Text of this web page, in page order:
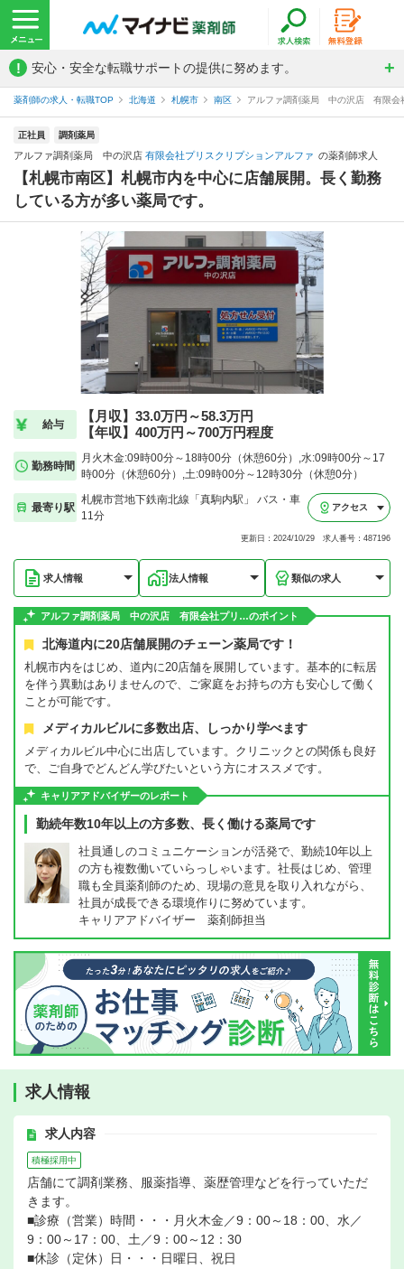
! 安心・安全な転職サポートの提供に努めます。
薬剤師の求人・転職TOP 北海道 札幌市 南区 アルファ調剤薬局 中の沢店 有限会
正社員 調剤薬局
アルファ調剤薬局 中の沢店 有限会社プリスクリプションアルファ の薬剤師求人
【札幌市南区】札幌市内を中心に店舗展開。長く勤務
している方が多い薬局です。
給与
【月収】33.0万円～58.3万円
【年収】400万円～700万円程度
勤務時間
月火木金:09時00分～18時00分（休憩60分）,水:09時00分～17
時00分（休憩60分）,土:09時00分～12時30分（休憩0分）
最寄り駅
札幌市営地下鉄南北線「真駒内駅」 バス・車
11分
アクセス
更新日：2024/10/29 求人番号：487196
求人情報 法人情報 類似の求人
アルファ調剤薬局 中の沢店 有限会社プリ…のポイント
北海道内に20店舗展開のチェーン薬局です！
札幌市内をはじめ、道内に20店舗を展開しています。基本的に転居
を伴う異動はありませんので、ご家庭をお持ちの方も安心して働く
ことが可能です。
メディカルビルに多数出店、しっかり学べます
メディカルビル中心に出店しています。クリニックとの関係も良好
で、ご自身でどんどん学びたいという方にオススメです。
キャリアアドバイザーのレポート
勤続年数10年以上の方多数、長く働ける薬局です
社員通しのコミュニケーションが活発で、勤続10年以上
の方も複数働いていらっしゃいます。社長はじめ、管理
職も全員薬剤師のため、現場の意見を取り入れながら、
社員が成長できる環境作りに努めています。
キャリアアドバイザー 薬剤師担当
求人情報
求人内容
積極採用中
店舗にて調剤業務、服薬指導、薬歴管理などを行っていただ
きます。
■診療（営業）時間・・・月火木金／9：00～18：00、水／
9：00～17：00、土／9：00～12：30
■休診（定休）日・・・日曜日、祝日